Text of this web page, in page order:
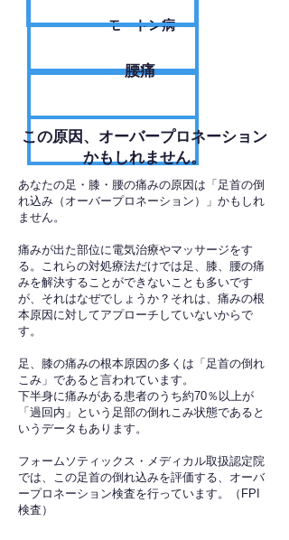
モートン病
腰痛
​この原因、オーバープロネーション
かもしれません。
あなたの足・膝・腰の痛みの原因は「足首の倒
れ込み（オーバープロネーション）」かもしれ
ません。
痛みが出た部位に電気治療やマッサージをす
る。これらの対処療法だけでは足、膝、腰の痛
みを解決することができないことも多いです
が、それはなぜでしょうか？それは、痛みの根
本原因に対してアプローチしていないからで
す。
足、膝の痛みの根本原因の多くは「足首の倒れ
こみ」であると言われています。
下半身に痛みがある患者のうち約70％以上が
「過回内」という足部の倒れこみ状態であると
いうデータもあります。
フォームソティックス・メディカル取扱認定院
では、この足首の倒れ込みを評価する、オーバ
ープロネーション検査を行っています。（FPI
検査）​